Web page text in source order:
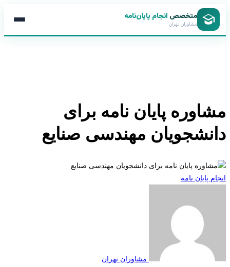
متخصصانجام پایان‌نامه
مشاوران تهران
پایان نامه برای
مهندسی صنایع
پایان نامه
مشاوران تهران